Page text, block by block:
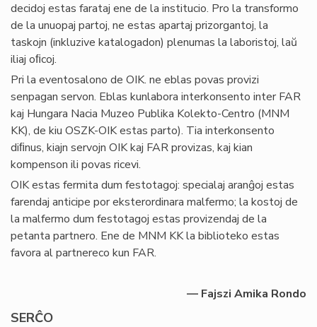
decidoj estas farataj ene de la institucio. Pro la transformo
de la unuopaj partoj, ne estas apartaj prizorgantoj, la
taskojn (inkluzive katalogadon) plenumas la laboristoj, laŭ
iliaj oﬁcoj.
Pri la eventosalono de OIK. ne eblas povas provizi
senpagan servon. Eblas kunlabora interkonsento inter FAR
kaj Hungara Nacia Muzeo Publika Kolekto-Centro (MNM
KK), de kiu OSZK-OIK estas parto). Tia interkonsento
diﬁnus, kiajn servojn OIK kaj FAR provizas, kaj kian
kompenson ili povas ricevi.
OIK estas fermita dum festotagoj: specialaj aranĝoj estas
farendaj anticipe por eksterordinara malfermo; la kostoj de
la malfermo dum festotagoj estas provizendaj de la
petanta partnero. Ene de MNM KK la biblioteko estas
favora al partnereco kun FAR.
— Fajszi Amika Rondo
SERĈO